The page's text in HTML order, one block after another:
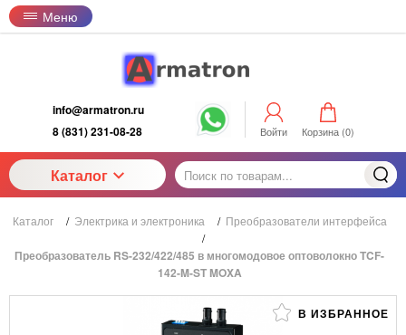
Меню
info@armatron.ru
8 (831) 231-08-28
Войти Корзина (0)
Каталог
Каталог / Электрика и электроника / Преобразователи интерфейса
/
Преобразователь RS-232/422/485 в многомодовое оптоволокно TCF-
142-M-ST MOXA
В ИЗБРАННОЕ